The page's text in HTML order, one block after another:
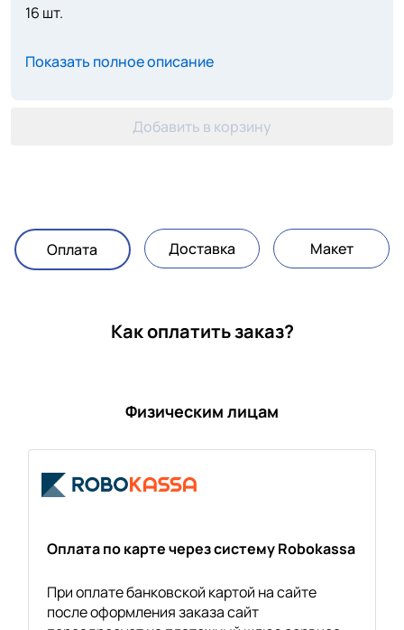
16 шт.
Показать полное описание
Добавить в корзину
Оплата Доставка Макет
Как оплатить заказ?
Физическим лицам
Оплата по карте через систему Robokassa
При оплате банковской картой на сайте
после оформления заказа сайт